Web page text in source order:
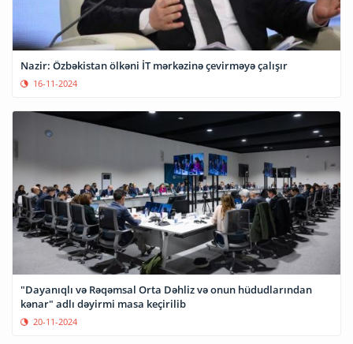
Nazir: Özbəkistan ölkəni İT mərkəzinə çevirməyə çalışır
16-11-2024
"Dayanıqlı və Rəqəmsal Orta Dəhliz və onun hüdudlarından
kənar" adlı dəyirmi masa keçirilib
20-11-2024